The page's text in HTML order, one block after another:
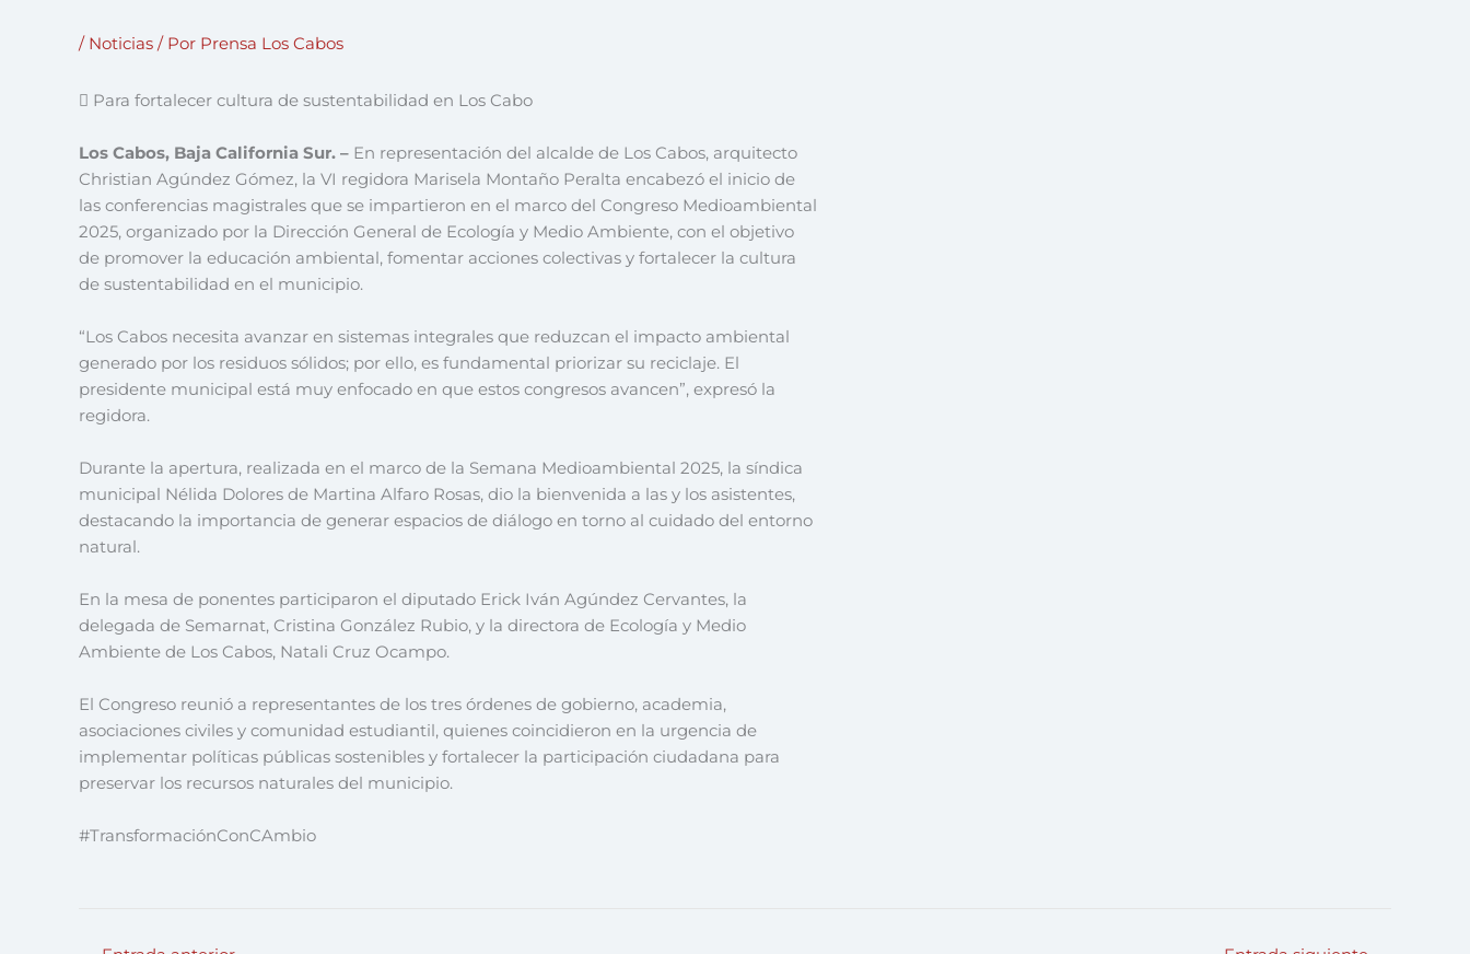
/ Noticias / Por Prensa Los Cabos
 Para fortalecer cultura de sustentabilidad en Los Cabo
Los Cabos, Baja California Sur. – En representación del alcalde de Los Cabos, arquitecto
Christian Agúndez Gómez, la VI regidora Marisela Montaño Peralta encabezó el inicio de
las conferencias magistrales que se impartieron en el marco del Congreso Medioambiental
2025, organizado por la Dirección General de Ecología y Medio Ambiente, con el objetivo
de promover la educación ambiental, fomentar acciones colectivas y fortalecer la cultura
de sustentabilidad en el municipio.
“Los Cabos necesita avanzar en sistemas integrales que reduzcan el impacto ambiental
generado por los residuos sólidos; por ello, es fundamental priorizar su reciclaje. El
presidente municipal está muy enfocado en que estos congresos avancen”, expresó la
regidora.
Durante la apertura, realizada en el marco de la Semana Medioambiental 2025, la síndica
municipal Nélida Dolores de Martina Alfaro Rosas, dio la bienvenida a las y los asistentes,
destacando la importancia de generar espacios de diálogo en torno al cuidado del entorno
natural.
En la mesa de ponentes participaron el diputado Erick Iván Agúndez Cervantes, la
delegada de Semarnat, Cristina González Rubio, y la directora de Ecología y Medio
Ambiente de Los Cabos, Natali Cruz Ocampo.
El Congreso reunió a representantes de los tres órdenes de gobierno, academia,
asociaciones civiles y comunidad estudiantil, quienes coincidieron en la urgencia de
implementar políticas públicas sostenibles y fortalecer la participación ciudadana para
preservar los recursos naturales del municipio.
#TransformaciónConCAmbio